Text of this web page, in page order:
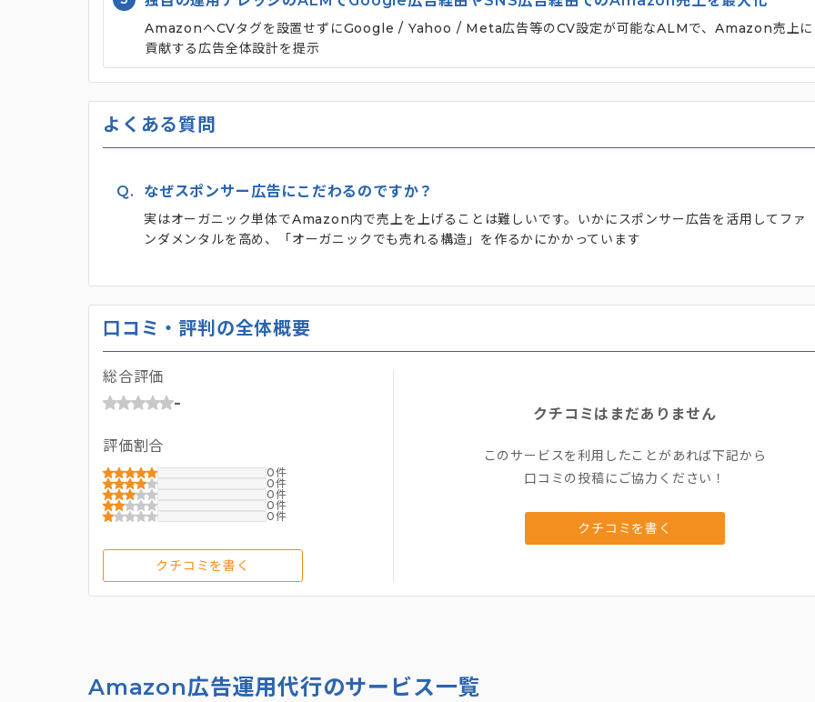
AmazonへCVタグを設置せずにGoogle / Yahoo / Meta広告等のCV設定が可能なALMで、Amazon売上に
貢献する広告全体設計を提示
よくある質問
Q. なぜスポンサー広告にこだわるのですか？
実はオーガニック単体でAmazon内で売上を上げることは難しいです。いかにスポンサー広告を活用してファ
ンダメンタルを高め、「オーガニックでも売れる構造」を作るかにかかっています
口コミ・評判の全体概要
総合評価
-
評価割合
0
0
0
0
0
クチコミを書く
クチコミはまだありません
このサービスを利用したことがあれば下記から
口コミの投稿にご協力ください！
クチコミを書く
Amazon広告運用代行のサービス一覧